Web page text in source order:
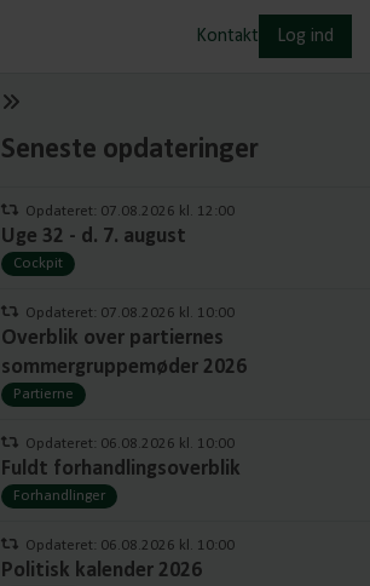
Kontakt Log ind
Seneste opdateringer
Opdateret: 07.08.2026 kl. 12:00
Uge 32 - d. 7. august
Cockpit
Opdateret: 07.08.2026 kl. 10:00
Overblik over partiernes
sommergruppemøder 2026
Partierne
Opdateret: 06.08.2026 kl. 10:00
Fuldt forhandlingsoverblik
Forhandlinger
Opdateret: 06.08.2026 kl. 10:00
Politisk kalender 2026